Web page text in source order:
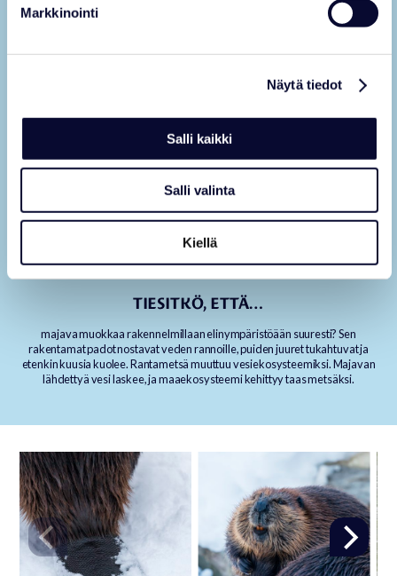
Markkinointi
Näytä tiedot
Salli kaikki
Salli valinta
Kiellä
TIESITKÖ, ETTÄ…
majava muokkaa rakennelmillaan elinympäristöään suuresti? Sen
rakentamat padot nostavat veden rannoille, puiden juuret tukahtuvat ja
etenkin kuusia kuolee. Rantametsä muuttuu vesiekosysteemiksi. Majavan
lähdettyä vesi laskee, ja maaekosysteemi kehittyy taas metsäksi.